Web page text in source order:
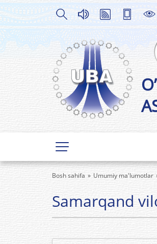
Bosh sahifa Umumiy ma'lumotlar
Samarqand